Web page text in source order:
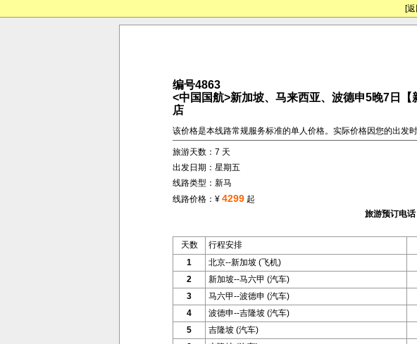
[
编号4863
<中国国航>新加坡、马来西亚、波德申5晚7日
店
该价格是本线路常规服务标准的单人价格。实际价格因您的出发
旅游天数：7 天
出发日期：星期五
线路类型：新马
线路价格：¥4299 起
旅游预订电
天数 行程安排
1
北京--新加坡 (飞机)
2
新加坡--马六甲 (汽车)
3
马六甲--波德申 (汽车)
4
波德申--吉隆坡 (汽车)
5
吉隆坡 (汽车)